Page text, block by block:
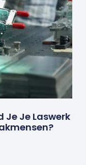
Je Je Laswerk